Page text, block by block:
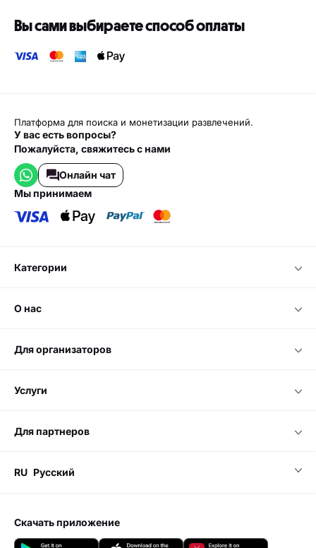
Официальные билеты
Вы сами выбираете способ оплаты
Платформа для поиска и монетизации развлечений.
Онлайн чат
для партнеров